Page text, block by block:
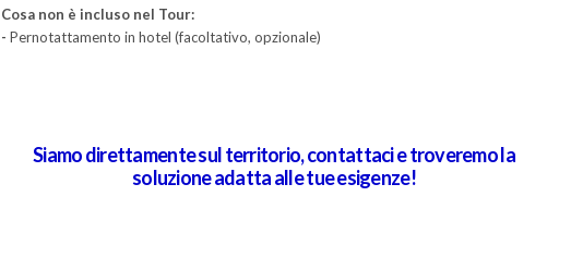
Cosa non è incluso nel Tour:
- Pernotattamento in hotel (facoltativo, opzionale)
Siamo direttamente sul territorio, contattaci e troveremo la
soluzione adatta alle tue esigenze!